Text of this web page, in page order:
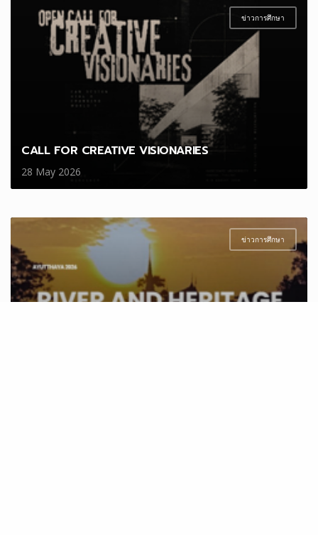
ข่าวการศึกษา
CALL FOR CREATIVE VISIONARIES
28 May 2026
ข่าวการศึกษา